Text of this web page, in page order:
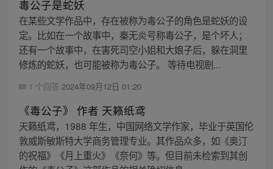
毒公子是蛇妖
在某些文学作品中，存在被称为毒公子的角色是蛇妖的设
定。比如在一个故事中，秦无炎号称毒公子，是个坏人；
还有一个故事中，在害死司空小姐和大娘子后，躲在洞里
修炼的蛇妖，也可能被称为毒公子。 等待电视剧...
1 个回答 2024年09月12日 01:20
《毒公子》 作者 天籁纸鸢
天籁纸鸢，1988 年生，中国网络文学作家，毕业于英国伦
敦威斯敏斯特大学商务管理专业。其作品众多，如《奥汀
的祝福》《月上重火》《奈何》等。但目前未检索到其创